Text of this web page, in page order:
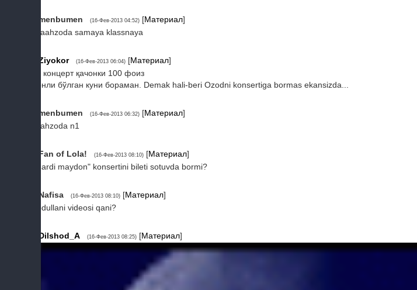
menbumen (16-Фев-2013 04:52) [Материал]
shaahzoda samaya klassnaya
Ziyokor (16-Фев-2013 06:04) [Материал]
Бу концерт қачонки 100 фоиз
жонли бўлган куни бораман. Demak hali-beri Ozodni konsertiga bormas ekansizda...
menbumen (16-Фев-2013 06:32) [Материал]
shahzoda n1
Fan of Lola! (16-Фев-2013 08:10) [Материал]
"Mardi maydon" konsertini bileti sotuvda bormi?
Nafisa (16-Фев-2013 08:10) [Материал]
Abdullani videosi qani?
Dilshod_A (16-Фев-2013 08:25) [Материал]